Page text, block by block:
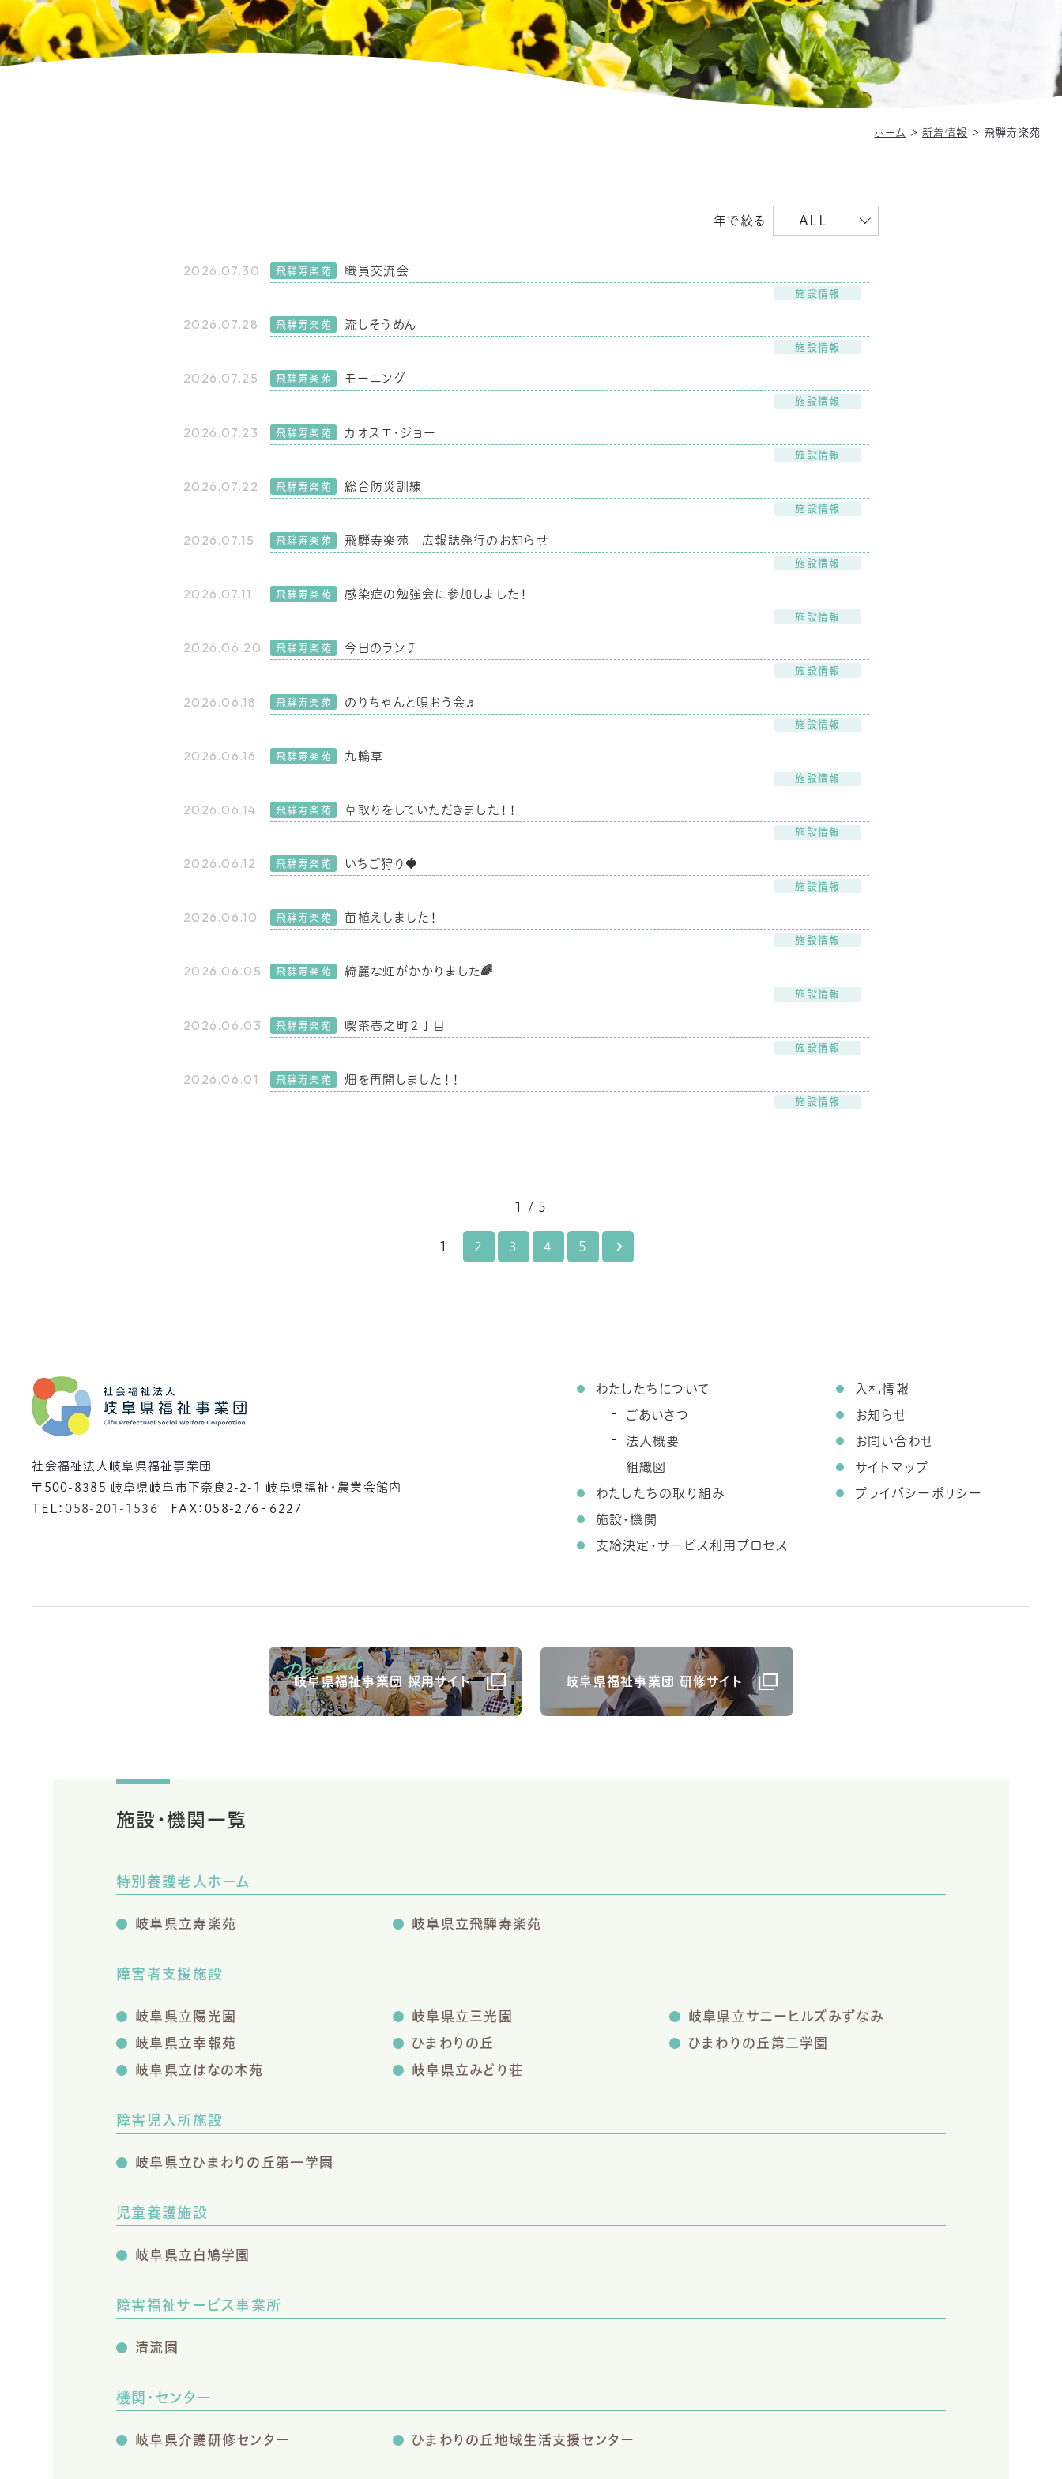
ホーム ＞新着情報 ＞ 飛騨寿楽苑
年で絞る ALL
2026.07.30 飛騨寿楽苑 職員交流会
施設情報
2026.07.28 飛騨寿楽苑 流しそうめん
施設情報
2026.07.25 飛騨寿楽苑 モーニング
施設情報
2026.07.23 飛騨寿楽苑 カオスエ・ジョー
施設情報
2026.07.22 飛騨寿楽苑 総合防災訓練
施設情報
2026.07.15 飛騨寿楽苑 飛騨寿楽苑 広報誌発行のお知らせ
施設情報
2026.07.11 飛騨寿楽苑 感染症の勉強会に参加しました！
施設情報
2026.06.20 飛騨寿楽苑 今日のランチ
施設情報
2026.06.18 飛騨寿楽苑 のりちゃんと唄おう会♬
施設情報
2026.06.16 飛騨寿楽苑 九輪草
施設情報
2026.06.14 飛騨寿楽苑 草取りをしていただきました！！
施設情報
2026.06.12 飛騨寿楽苑 いちご狩り🍓
施設情報
2026.06.10 飛騨寿楽苑 苗植えしました！
施設情報
2026.06.05 飛騨寿楽苑 綺麗な虹がかかりました🌈
施設情報
2026.06.03 飛騨寿楽苑 喫茶壱之町２丁目
施設情報
2026.06.01 飛騨寿楽苑 畑を再開しました！！
施設情報
1 / 5
1 2 3 4 5
社会福祉法人岐阜県福祉事業団
〒500-8385 岐阜県岐阜市下奈良2-2-1 岐阜県福祉・農業会館内
TEL：058-201-1536 FAX：058-276‐6227
わたしたちについて
ごあいさつ
法人概要
組織図
わたしたちの取り組み
施設・機関
支給決定・サービス利用プロセス
入札情報
お知らせ
お問い合わせ
サイトマップ
プライバシーポリシー
岐阜県福祉事業団 採用サイト 岐阜県福祉事業団 研修サイト
施設・機関一覧
特別養護老人ホーム
岐阜県立寿楽苑 岐阜県立飛騨寿楽苑
障害者支援施設
岐阜県立陽光園 岐阜県立三光園
岐阜県立サニーヒルズみずなみ
岐阜県立幸報苑
ひまわりの丘
ひまわりの丘第二学園
岐阜県立はなの木苑
岐阜県立みどり荘
障害児入所施設
岐阜県立ひまわりの丘第一学園
児童養護施設
岐阜県立白鳩学園
障害福祉サービス事業所
清流園
機関・センター
岐阜県介護研修センター ひまわりの丘地域生活支援センター